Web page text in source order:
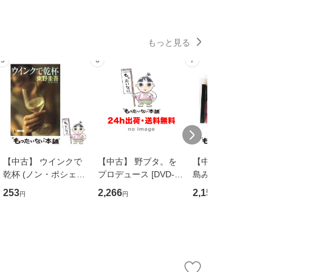
もっと見る
5
【中古】 ウインクで
乾杯 (ノン・ポシェッ
ト) / 東野圭吾 / 祥伝
社 [文庫]【メール便送
253円
6
【中古】 野ブタ。を
プロデュース [DVD-B
OX] / バップ [DVD]
【メール便送料無料】
2,266円
7
【中古】 寒水魚 / 中
島みゆき / [CD]【メー
ル便送料無料】
2,150